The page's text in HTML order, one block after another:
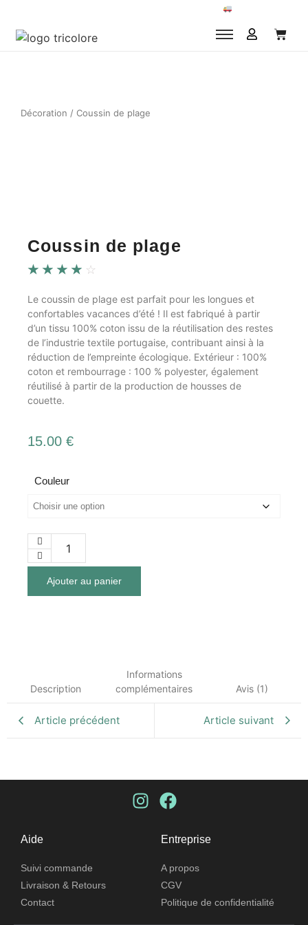
Décoration / Coussin de plage
Coussin de plage
☆ ☆ ☆ ☆ ☆
Le coussin de plage est parfait pour les longues et
confortables vacances d’été ! Il est fabriqué à partir
d’un tissu 100% coton issu de la réutilisation des restes
de l’industrie textile portugaise, contribuant ainsi à la
réduction de l’empreinte écologique. Extérieur : 100%
coton et rembourrage : 100 % polyester, également
réutilisé à partir de la production de housses de
couette.
15.00 €
Couleur
Ajouter au panier
Description
Informations
complémentaires
Avis (1)
Article précédent Article suivant
Aide
Suivi commande​
Livraison & Retours
Contact
Entreprise
A propos​
CGV
Politique de confidentialité​​